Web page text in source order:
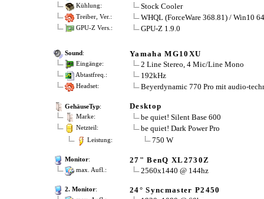
Kühlung: Stock Cooler
Treiber, Ver.: WHQL (ForceWare 368.81) / Win10 64
GPU-Z Vers.: GPU-Z 1.9.0
Sound: Yamaha MG10XU
Eingänge: 2 Line Stereo, 4 Mic/Line Mono
Abtastfreq.: 192kHz
Headset: Beyerdynamic 770 Pro mit audio-
GehäuseTyp: Desktop
Marke: be quiet! Silent Base 600
Netzteil: be quiet! Dark Power Pro
Leistung: 750 W
Monitor: 27" BenQ XL2730Z
max. Aufl.: 2560x1440 @ 144hz
2. Monitor: 24° Syncmaster P2450